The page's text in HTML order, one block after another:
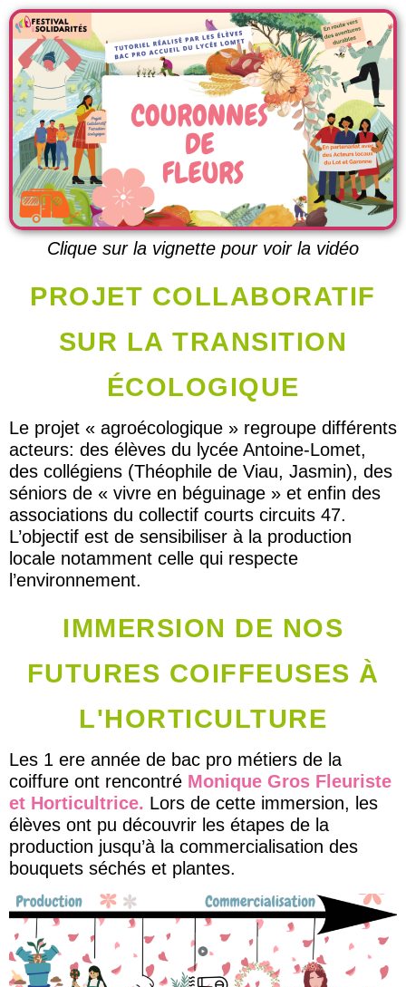
Clique sur la vignette pour voir la vidéo
PROJET COLLABORATIF
SUR LA TRANSITION
ÉCOLOGIQUE
Le projet « agroécologique » regroupe différents
acteurs: des élèves du lycée Antoine-Lomet,
des collégiens (Théophile de Viau, Jasmin), des
séniors de « vivre en béguinage » et enfin des
associations du collectif courts circuits 47.
L’objectif est de sensibiliser à la production
locale notamment celle qui respecte
l’environnement.
IMMERSION DE NOS
FUTURES COIFFEUSES À
L'HORTICULTURE
Les 1 ere année de bac pro métiers de la
coiffure ont rencontré Monique Gros Fleuriste
et Horticultrice. Lors de cette immersion, les
élèves ont pu découvrir les étapes de la
production jusqu’à la commercialisation des
bouquets séchés et plantes.